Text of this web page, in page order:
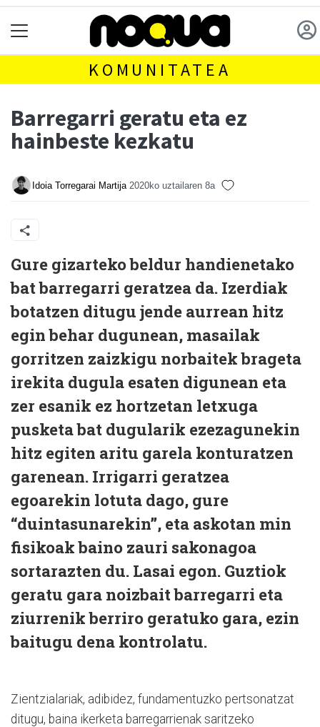
KOMUNITATEA
Barregarri geratu eta ez
hainbeste kezkatu
Idoia Torregarai Martija 2020ko uztailaren 8a
Gure gizarteko beldur handienetako
bat barregarri geratzea da. Izerdiak
botatzen ditugu jende aurrean hitz
egin behar dugunean, masailak
gorritzen zaizkigu norbaitek brageta
irekita dugula esaten digunean eta
zer esanik ez hortzetan letxuga
pusketa bat dugularik ezezagunekin
hitz egiten aritu garela konturatzen
garenean. Irrigarri geratzea
egoarekin lotuta dago, gure
“duintasunarekin”, eta askotan min
fisikoak baino zauri sakonagoa
sortarazten du. Lasai egon. Guztiok
geratu gara noizbait barregarri eta
ziurrenik berriro geratuko gara, ezin
baitugu dena kontrolatu.
Zientzialariak, adibidez, fundamentuzko pertsonatzat
ditugu, baina ikerketa barregarrienak saritzeko